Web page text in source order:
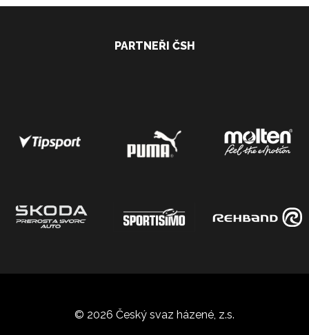
PARTNEŘI ČSH
© 2026 Český svaz házené, z.s.